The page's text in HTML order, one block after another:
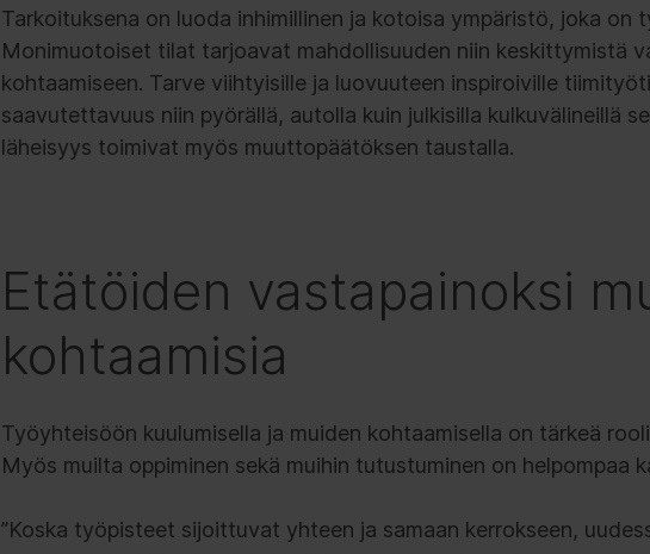
Tarkoituksena on luoda inhimillinen ja kotoisa ympäristö, joka on
Monimuotoiset tilat tarjoavat mahdollisuuden niin keskittymistä
kohtaamiseen. Tarve viihtyisille ja luovuuteen inspiroiville
saavutettavuus niin pyörällä, autolla kuin julkisilla kulkuvälineillä
läheisyys toimivat myös muuttopäätöksen taustalla.
Etätöiden vastapainoksi
kohtaamisia
Työyhteisöön kuulumisella ja muiden kohtaamisella on tärkeä
Myös muilta oppiminen sekä muihin tutustuminen on helpompaa
”Koska työpisteet sijoittuvat yhteen ja samaan kerrokseen,